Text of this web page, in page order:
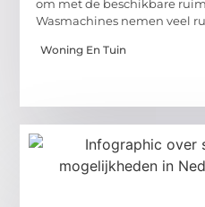
om met de beschikbare
Wasmachines nemen veel
Woning En Tuin